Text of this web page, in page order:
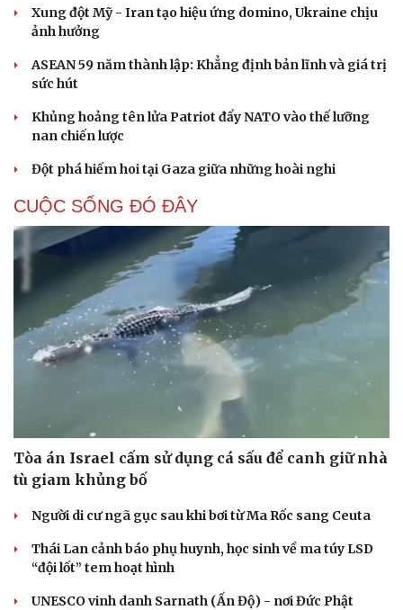
Cải chính
Xung đột Mỹ - Iran tạo hiệu ứng domino, Ukraine chịu
ảnh hưởng
ASEAN 59 năm thành lập: Khẳng định bản lĩnh và giá trị
sức hút
Khủng hoảng tên lửa Patriot đẩy NATO vào thế lưỡng
nan chiến lược
Đột phá hiếm hoi tại Gaza giữa những hoài nghi
CUỘC SỐNG ĐÓ ĐÂY
Tòa án Israel cấm sử dụng cá sấu để canh giữ nhà
tù giam khủng bố
Người di cư ngã gục sau khi bơi từ Ma Rốc sang Ceuta
Thái Lan cảnh báo phụ huynh, học sinh về ma túy LSD
“đội lốt” tem hoạt hình
UNESCO vinh danh Sarnath (Ấn Độ) - nơi Đức Phật